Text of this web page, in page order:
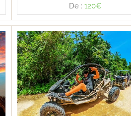
De : 120€